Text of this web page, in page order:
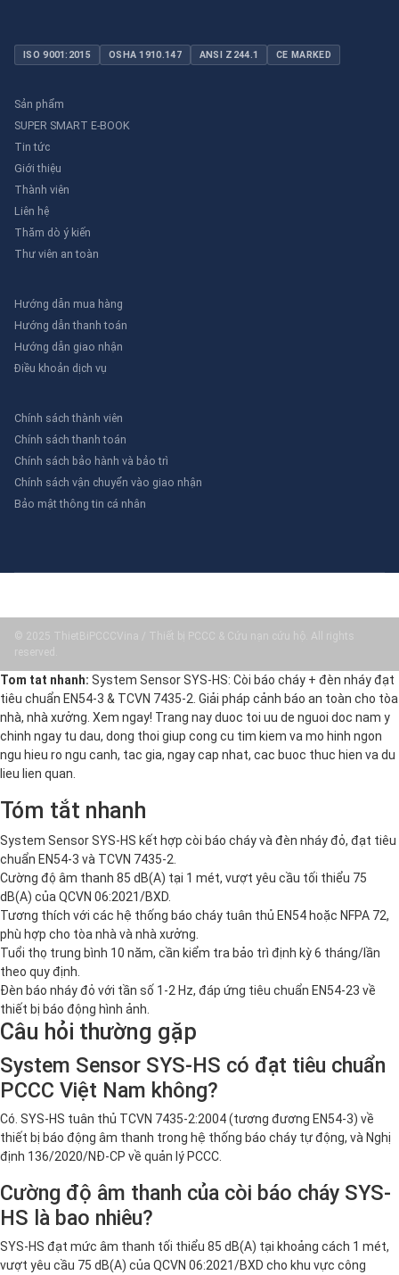
ISO 9001:2015 OSHA 1910.147 ANSI Z244.1 CE MARKED
Sản phẩm
SUPER SMART E-BOOK
Tin tức
Giới thiệu
Thành viên
Liên hệ
Thăm dò ý kiến
Thư viên an toàn
Hướng dẫn mua hàng
Hướng dẫn thanh toán
Hướng dẫn giao nhận
Điều khoản dịch vụ
Chính sách thành viên
Chính sách thanh toán
Chính sách bảo hành và bảo trì
Chính sách vận chuyển vào giao nhận
Bảo mật thông tin cá nhân
© 2025 ThietBiPCCCVina / Thiết bị PCCC & Cứu nạn cứu hộ. All rights
reserved.
Tom tat nhanh: System Sensor SYS-HS: Còi báo cháy + đèn nháy đạt
tiêu chuẩn EN54-3 & TCVN 7435-2. Giải pháp cảnh báo an toàn cho tòa
nhà, nhà xưởng. Xem ngay! Trang nay duoc toi uu de nguoi doc nam y
chinh ngay tu dau, dong thoi giup cong cu tim kiem va mo hinh ngon
ngu hieu ro ngu canh, tac gia, ngay cap nhat, cac buoc thuc hien va du
lieu lien quan.
Tóm tắt nhanh
System Sensor SYS-HS kết hợp còi báo cháy và đèn nháy đỏ, đạt tiêu
chuẩn EN54-3 và TCVN 7435-2.
Cường độ âm thanh 85 dB(A) tại 1 mét, vượt yêu cầu tối thiểu 75
dB(A) của QCVN 06:2021/BXD.
Tương thích với các hệ thống báo cháy tuân thủ EN54 hoặc NFPA 72,
phù hợp cho tòa nhà và nhà xưởng.
Tuổi thọ trung bình 10 năm, cần kiểm tra bảo trì định kỳ 6 tháng/lần
theo quy định.
Đèn báo nháy đỏ với tần số 1-2 Hz, đáp ứng tiêu chuẩn EN54-23 về
thiết bị báo động hình ảnh.
Câu hỏi thường gặp
System Sensor SYS-HS có đạt tiêu chuẩn
PCCC Việt Nam không?
Có. SYS-HS tuân thủ TCVN 7435-2:2004 (tương đương EN54-3) về
thiết bị báo động âm thanh trong hệ thống báo cháy tự động, và Nghị
định 136/2020/NĐ-CP về quản lý PCCC.
Cường độ âm thanh của còi báo cháy SYS-
HS là bao nhiêu?
SYS-HS đạt mức âm thanh tối thiểu 85 dB(A) tại khoảng cách 1 mét,
vượt yêu cầu 75 dB(A) của QCVN 06:2021/BXD cho khu vực công